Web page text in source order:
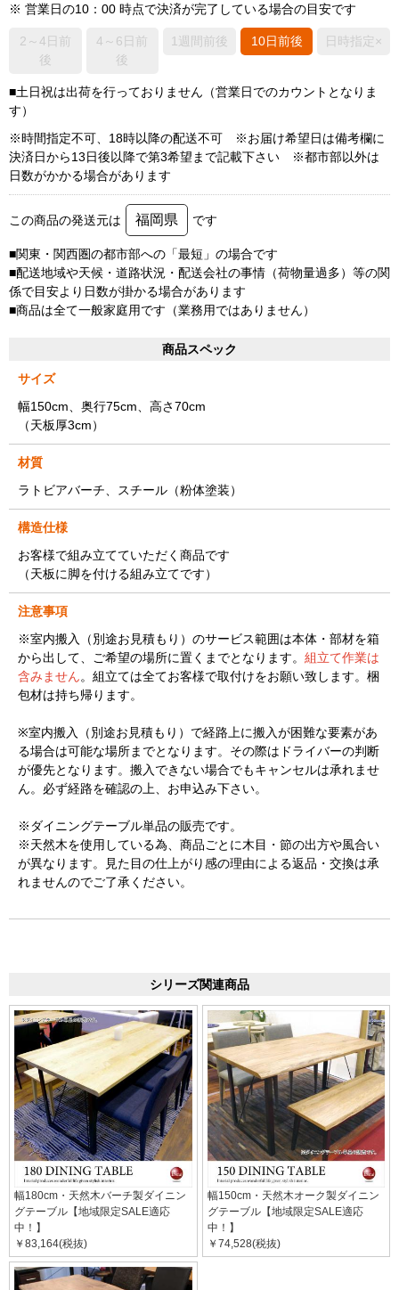
※ 営業日の10：00 時点で決済が完了している場合の目安です
2～4日前
後
4～6日前
後
1週間前後 10日前後 日時指定×
■土日祝は出荷を行っておりません（営業日でのカウントとなりま
す）
※時間指定不可、18時以降の配送不可 ※お届け希望日は備考欄に
決済日から13日後以降で第3希望まで記載下さい ※都市部以外は
日数がかかる場合があります
この商品の発送元は 福岡県 です
■関東・関西圏の都市部への「最短」の場合です
■配送地域や天候・道路状況・配送会社の事情（荷物量過多）等の関
係で目安より日数が掛かる場合があります
■商品は全て一般家庭用です（業務用ではありません）
商品スペック
サイズ
幅150cm、奥行75cm、高さ70cm
（天板厚3cm）
材質
ラトビアバーチ、スチール（粉体塗装）
構造仕様
お客様で組み立てていただく商品です
（天板に脚を付ける組み立てです）
注意事項
※室内搬入（別途お見積もり）のサービス範囲は本体・部材を箱
から出して、ご希望の場所に置くまでとなります。 組立て作業は
含みません。組立ては全てお客様で取付けをお願い致します。梱
包材は持ち帰ります。
※室内搬入（別途お見積もり）で経路上に搬入が困難な要素があ
る場合は可能な場所までとなります。その際はドライバーの判断
が優先となります。搬入できない場合でもキャンセルは承れませ
ん。必ず経路を確認の上、お申込み下さい。
※ダイニングテーブル単品の販売です。
※天然木を使用している為、商品ごとに木目・節の出方や風合い
が異なります。見た目の仕上がり感の理由による返品・交換は承
れませんのでご了承ください。
シリーズ関連商品
幅180cm・天然木バーチ製ダイニン
グテーブル【地域限定SALE適応
中！】
￥83,164(税抜)
幅150cm・天然木オーク製ダイニン
グテーブル【地域限定SALE適応
中！】
￥74,528(税抜)